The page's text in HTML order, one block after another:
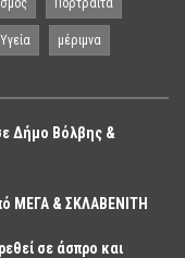
Πορτραίτα
Υγεία μέριμνα
Δήμο Βόλβης &
ΜΕΓΑ & ΣΚΛΑΒΕΝΙΤΗ
σε άσπρο και